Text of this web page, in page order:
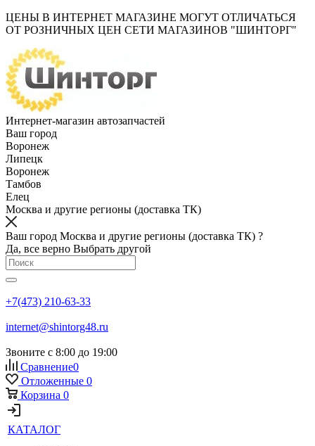
ЦЕНЫ В ИНТЕРНЕТ МАГАЗИНЕ МОГУТ ОТЛИЧАТЬСЯ
ОТ РОЗНИЧНЫХ ЦЕН СЕТИ МАГАЗИНОВ "ШИНТОРГ"
Интернет-магазин автозапчастей
Ваш город
Воронеж
Липецк
Воронеж
Тамбов
Елец
Москва и другие регионы (доставка ТК)
Ваш город Москва и другие регионы (доставка ТК) ?
Да, все верно Выбрать другой
+7(473) 210-63-33
internet@shintorg48.ru
Звоните с 8:00 до 19:00
Сравнение0
Отложенные 0
Корзина 0
КАТАЛОГ